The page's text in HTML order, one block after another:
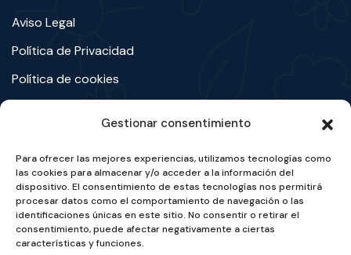
Gestionar consentimiento
Para ofrecer las mejores experiencias, utilizamos tecnologías como
las cookies para almacenar y/o acceder a la información del
dispositivo. El consentimiento de estas tecnologías nos permitirá
procesar datos como el comportamiento de navegación o las
identificaciones únicas en este sitio. No consentir o retirar el
consentimiento, puede afectar negativamente a ciertas
características y funciones.
Aviso Legal
Política de Privacidad
Política de cookies
Avenida Cosculluela, 32-36, Ejea de los Caballeros
50600 (Zaragoza)
976 66 30 15
adisciv@adisciv.org